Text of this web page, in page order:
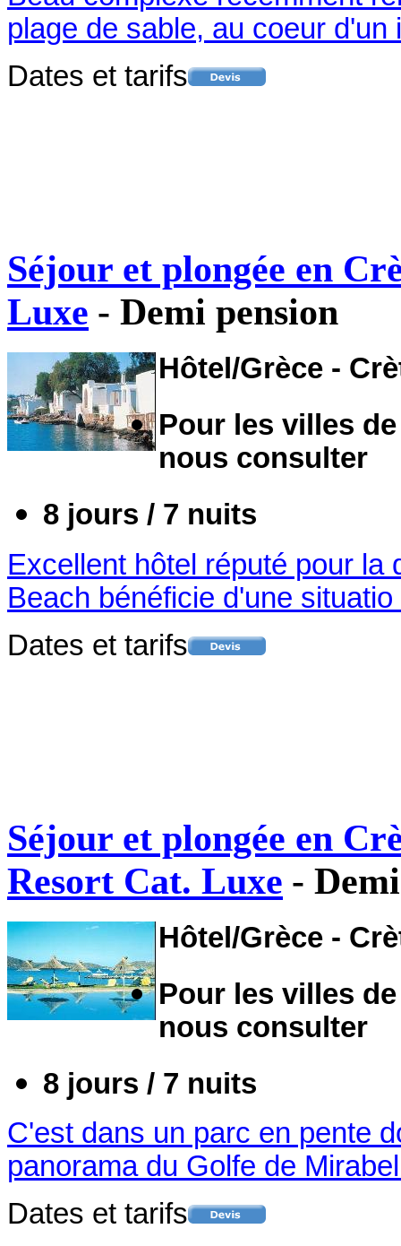
plage de sable, au coeur
Dates et tarifs
Séjour et plongée en
Luxe - Demi pension
Hôtel/Grèce -
Pour les villes
nous consulter
8 jours / 7 nuits
Excellent hôtel réputé pour la
Beach bénéficie d'une
Dates et tarifs
Séjour et plongée en
Resort Cat. Luxe -
Hôtel/Grèce -
Pour les villes
nous consulter
8 jours / 7 nuits
C'est dans un parc en pente
panorama du Golfe de
Dates et tarifs